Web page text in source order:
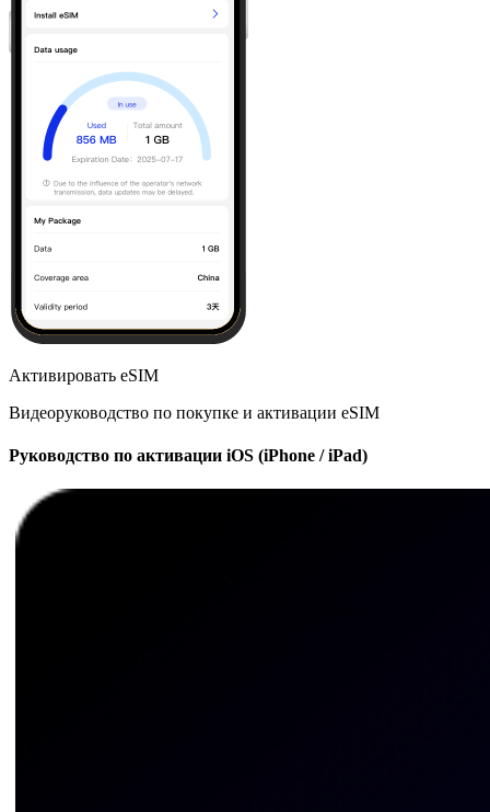
Активировать eSIM
Видеоруководство по покупке и активации eSIM
Руководство по активации iOS (iPhone / iPad)